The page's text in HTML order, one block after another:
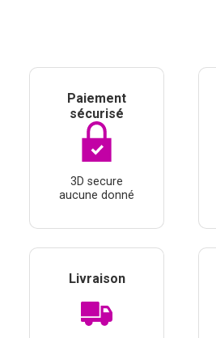
Paiement
sécurisé
3D secure
aucune donné
Livraison